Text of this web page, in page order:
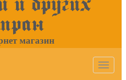
и других
магазин
Toggle